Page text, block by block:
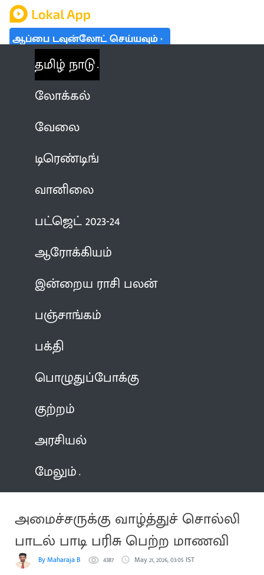
ஆப்பை டவுன்லோட் செய்யவும்
தமிழ் நாடு
லோக்கல்
வேலை
டிரெண்டிங்
வானிலை
பட்ஜெட் 2023-24
ஆரோக்கியம்
இன்றைய ராசி பலன்
பஞ்சாங்கம்
பக்தி
பொழுதுப்போக்கு
குற்றம்
அரசியல்
மேலும்
அமைச்சருக்கு வாழ்த்துச் சொல்லி
பாடல் பாடி பரிசு பெற்ற மாணவி
By Maharaja B 4387 May 21, 2026, 03:05 IST